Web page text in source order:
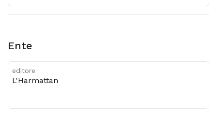
Ente
editore
L'Harmattan